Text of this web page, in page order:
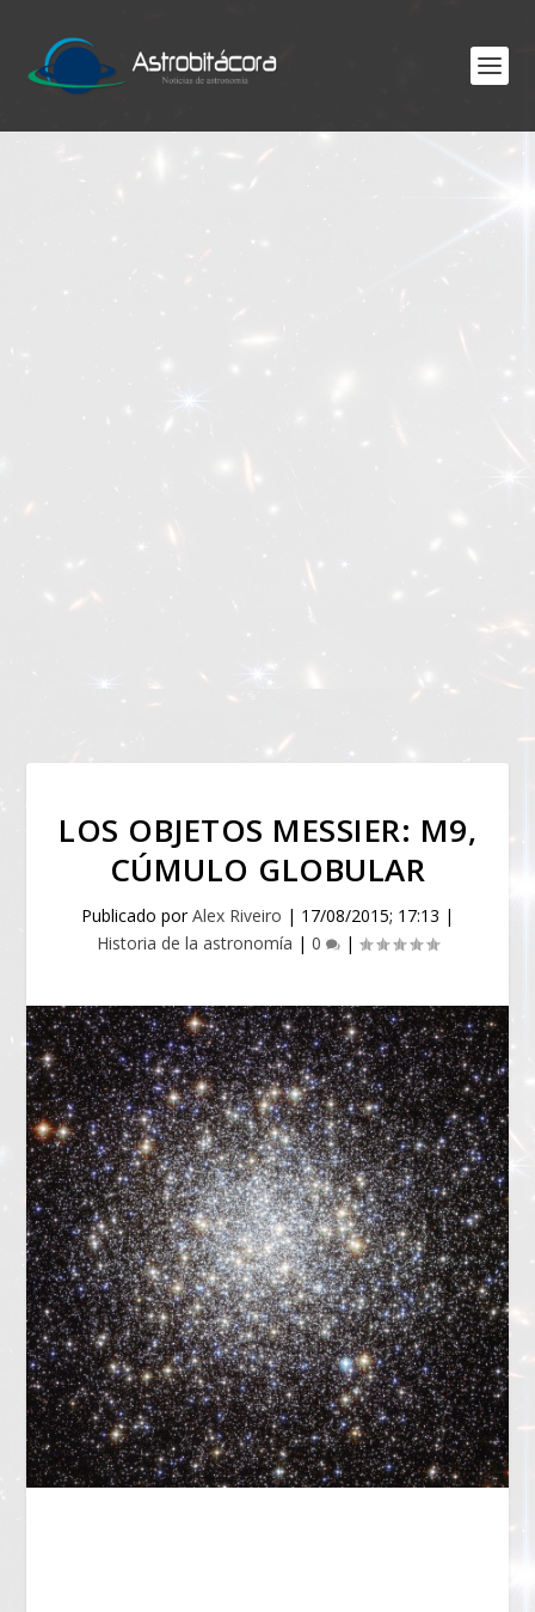
LOS OBJETOS MESSIER: M9,
CÚMULO GLOBULAR
Publicado porAlex Riveiro | 17/08/2015; 17:13 |
Historia de la astronomía | 0 |